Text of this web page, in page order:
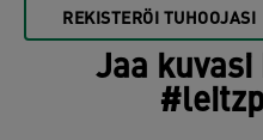
REKISTERÖI TUHOOJASI
Jaa